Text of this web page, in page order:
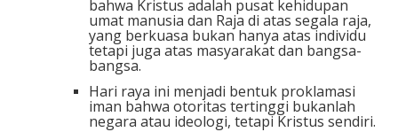
bahwa Kristus adalah pusat kehidupan
umat manusia dan Raja di atas segala raja,
yang berkuasa bukan hanya atas individu
tetapi juga atas masyarakat dan bangsa-
bangsa.
Hari raya ini menjadi bentuk proklamasi
iman bahwa otoritas tertinggi bukanlah
negara atau ideologi, tetapi Kristus sendiri.